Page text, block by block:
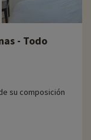
- Todo
su composición